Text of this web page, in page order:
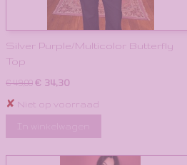
Silver Purple/Multicolor Butterfly
Top
€ 49,00 € 34,30
✘ Niet op voorraad